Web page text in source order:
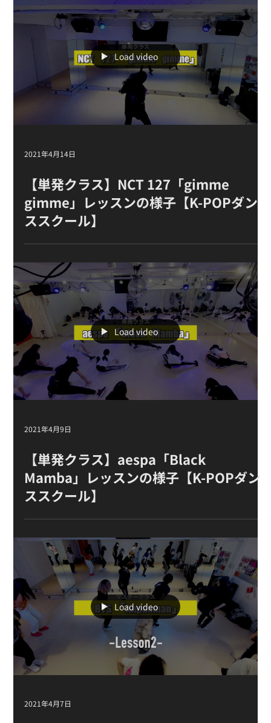
Load video
2021年4月14日
【単発クラス】NCT 127「gimme
gimme」 レッスンの様子【K-POPダン
ススクール】
Load video
2021年4月9日
【単発クラス 】aespa「Black
Mamba」 レッスン の様子【K-POPダン
ススクール】
Load video
2021年4月7日